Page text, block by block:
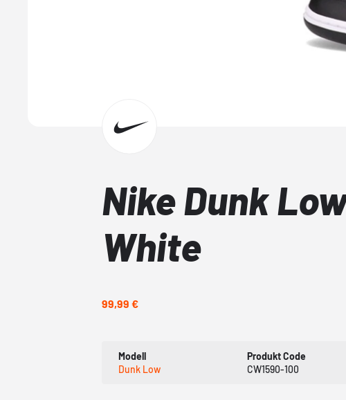
Nike Dunk
White
99,99 €
Modell
Dunk Low
Produkt Code
CW1590-100